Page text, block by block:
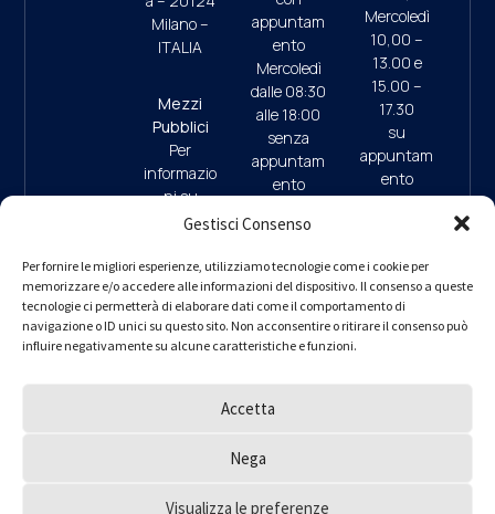
Gestisci Consenso
Per fornire le migliori esperienze, utilizziamo tecnologie come i cookie per
memorizzare e/o accedere alle informazioni del dispositivo. Il consenso a queste
tecnologie ci permetterà di elaborare dati come il comportamento di
navigazione o ID unici su questo sito. Non acconsentire o ritirare il consenso può
influire negativamente su alcune caratteristiche e funzioni.
Accetta
Nega
Visualizza le preferenze
Milano –
ITALIA
Mezzi
Pubblici
Per
informazio
ni su
mezzi
parcheggi
clicca qui
appuntam
ento
Mercoledì
dalle 08:30
alle 18:00
senza
appuntam
ento
accesso
9.30/13.0
0 (da
Lunedì a
no@ingpe
Mercoledì
10,00 –
13.00 e
15.00 –
17.30
su
appuntam
ento
09:30/13:
00 (da
Lunedì a
Giovedì)